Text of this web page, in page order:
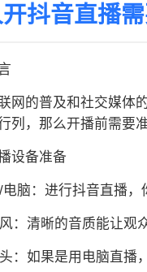
抖音直播
网的普及和社交媒体
列，那么开播前需要
设备准备
电脑：进行抖音直播
：清晰的音质能让观
：如果是用电脑直播